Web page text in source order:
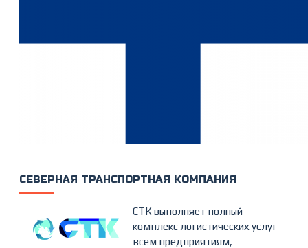
СЕВЕРНАЯ ТРАНСПОРТНАЯ КОМПАНИЯ
СТК выполняет полный
комплекс логистических услуг
всем предприятиям,